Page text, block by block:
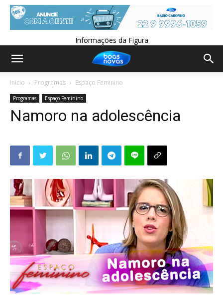
Informações da Figura
Início Programas Espaço Feminino
Programas Espaço Feminino
Namoro na adolescência